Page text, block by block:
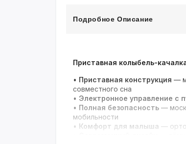
Подробное Описание
Приставная колыбель-качалка
• Приставная конструкция —
совместного сна
• Электронное управление с
• Полная безопасность —
мобильности
• Комфорт для малыша —